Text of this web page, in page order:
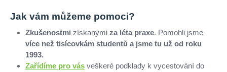
Jak vám můžeme pomoci?
Zkušenostmi získanými za léta praxe. Pomohli jsme
více než tisícovkám studentů a jsme tu už od roku
1993.
Zařídíme pro vás veškeré podklady k vycestování do